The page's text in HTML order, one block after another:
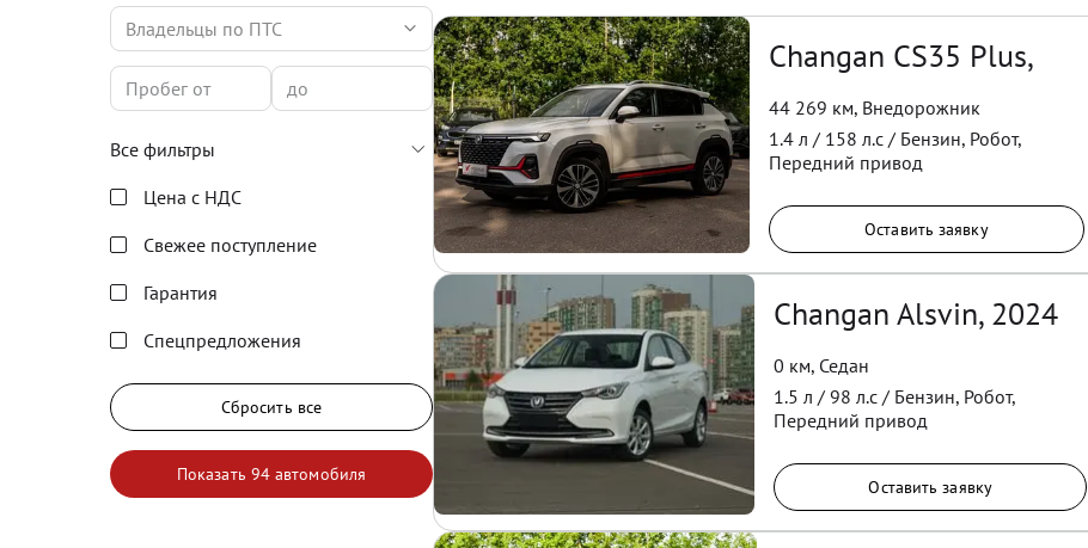
Владельцы по ПТС
Все фильтры
Цена с НДС
Свежее поступление
Гарантия
Спецпредложения
Сбросить все
Показать 94 автомобиля
Changan CS35 Plus,
44 269 км, Внедорожник
1.4л / 158 л.с / Бензин, Робот,
Передний привод
Оставить заявку
Changan Alsvin, 2024
0 км, Седан
1.5 л /98 л.с / Бензин, Робот,
Передний привод
Оставить заявку